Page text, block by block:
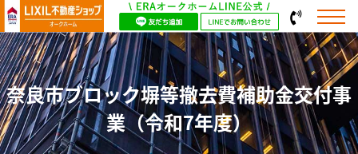
奈良市ブロック塀等撤去費補助金交付事
業（令和7年度）